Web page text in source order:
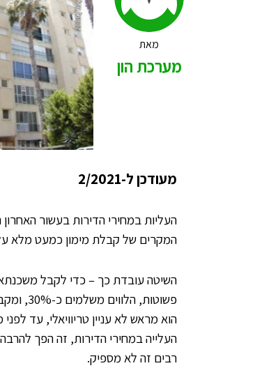
מאת
מערכת הון
מעודכן ל-2/2021
העליות במחירי הדירות בעשור
המקרים של קבלת מימון כמעט מלא
העלייה במחירי הדירות, זה הפך
רבים זה לא מספיק.